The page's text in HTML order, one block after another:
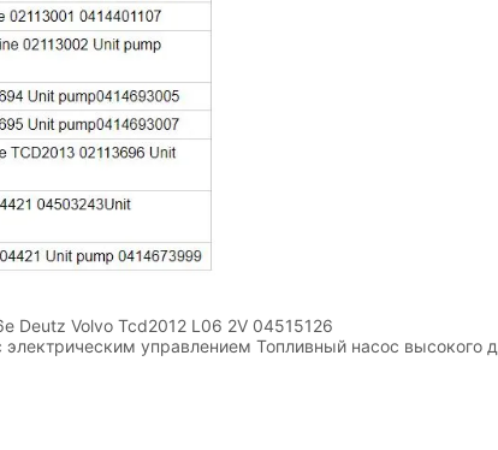
Deutz Volvo Tcd2012 L06 2V 04515126
управлением Топливный насос высокого